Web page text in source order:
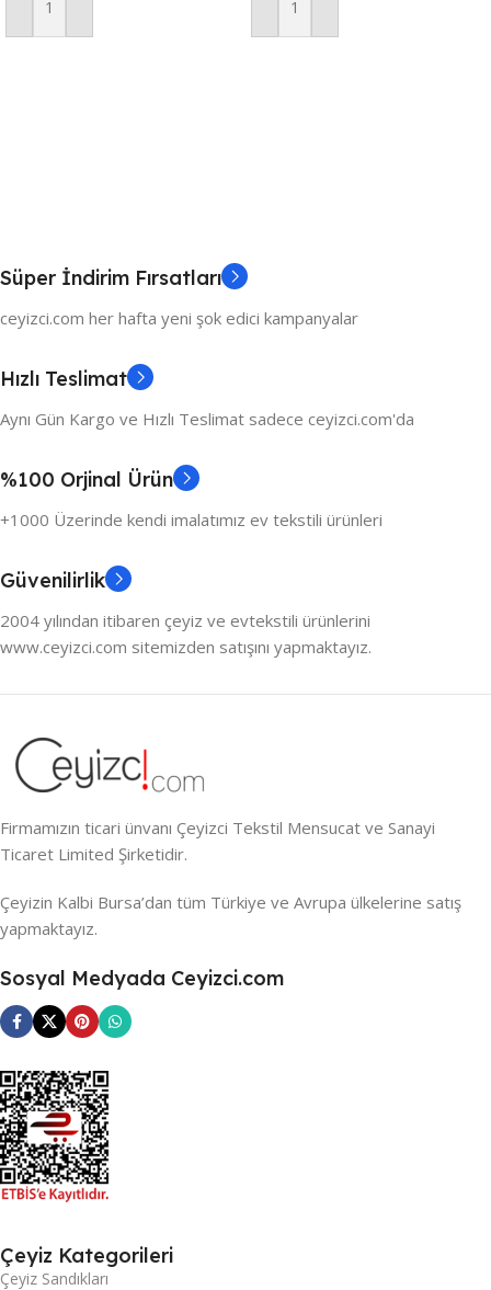
Sepete Ekle Sepete Ekle
Süper İndirim Fırsatları
ceyizci.com her hafta yeni şok edici kampanyalar
Hızlı Teslimat
Aynı Gün Kargo ve Hızlı Teslimat sadece ceyizci.com'da
%100 Orjinal Ürün
+1000 Üzerinde kendi imalatımız ev tekstili ürünleri
Güvenilirlik
2004 yılından itibaren çeyiz ve evtekstili ürünlerini
www.ceyizci.com sitemizden satışını yapmaktayız.
Firmamızın ticari ünvanı Çeyizci Tekstil Mensucat ve Sanayi
Ticaret Limited Şirketidir.
Çeyizin Kalbi Bursa’dan tüm Türkiye ve Avrupa ülkelerine satış
yapmaktayız.
Sosyal Medyada Ceyizci.com
Çeyiz Kategorileri
Çeyiz Sandıkları